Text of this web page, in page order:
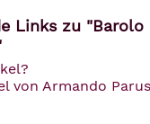
Links zu "Barolo
von Armando